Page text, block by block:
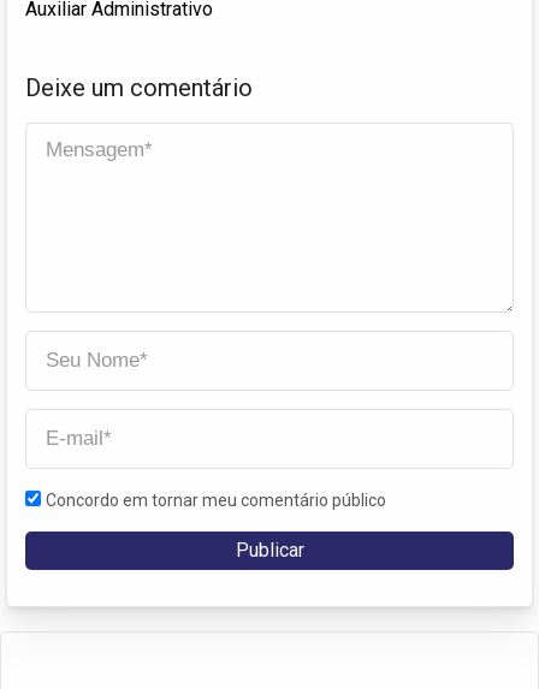
Auxiliar Administrativo
Deixe um comentário
Concordo em tornar meu comentário público